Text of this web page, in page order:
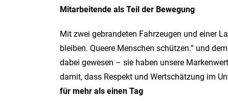
Mitarbeitende als Teil der Bewegung
Mit zwei gebrandeten Fahrzeugen und einer
bleiben. Queere Menschen schützen.” und
dabei gewesen – sie haben unsere
damit, dass Respekt und Wertschätzung im
für mehr als einen Tag